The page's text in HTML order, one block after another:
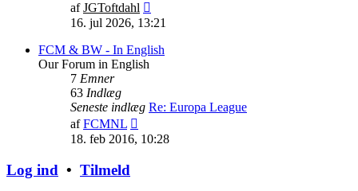
afJGToftdahl
det
indlæg
16. jul 2026, 13:21
FCM & BW - In English
Our Forum in English
7 Emner
63 Indlæg
Seneste indlæg Re: Europa League
afFCMNL
det
18. feb 2016, 10:28
Log ind • Tilmeld